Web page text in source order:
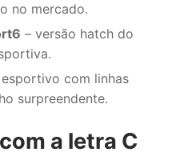
no mercado.
– versão hatch do
esportivo com linhas
surpreendente.
a letra C